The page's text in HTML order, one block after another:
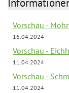
Vorschau -
16.04.2024
Vorschau -
11.04.2024
Vorschau -
11.04.2024